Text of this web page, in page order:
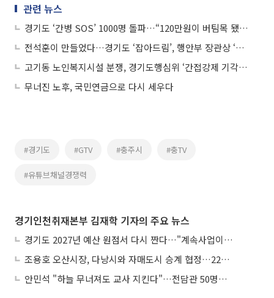
관련 뉴스
경기도 ‘간병 SOS’ 1000명 돌파…“120만원이 버팀목 됐다”
전석훈이 만들었다…경기도 ‘잡아드림’, 행안부 장관상 ‘전국 1위’ 오른 디지털 고용안전망
고기동 노인복지시설 분쟁, 경기도행심위 ‘간접강제 기각’…용인특례시 안전대책 요구 정당성 인정
무너진 노후, 국민연금으로 다시 세우다
#경기도 #GTV #충주시 #충TV
#유튜브채널경쟁력
경기인천취재본부 김재학 기자의 주요 뉴스
경기도 2027년 예산 원점서 다시 짠다…"계속사업이라 자동편성 끝"
조용호 오산시장, 다낭시와 자매도시 승계 협정…22년 인연 잇는다
안민석 "하늘 무너져도 교사 지킨다"…전담관 50명→300명, 교육감이 직접 고발